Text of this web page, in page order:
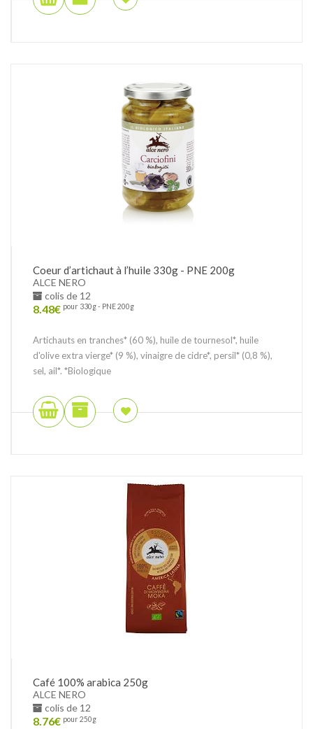
Coeur d’artichaut à l’huile 330g - PNE 200g
ALCE NERO
colis de 12
8.48€ pour 330g - PNE 200g
Artichauts en tranches* (60 %), huile de tournesol*, huile
d'olive extra vierge* (9 %), vinaigre de cidre*, persil* (0,8 %),
sel, ail*. *Biologique
Café 100% arabica 250g
ALCE NERO
colis de 12
8.76€ pour 250g